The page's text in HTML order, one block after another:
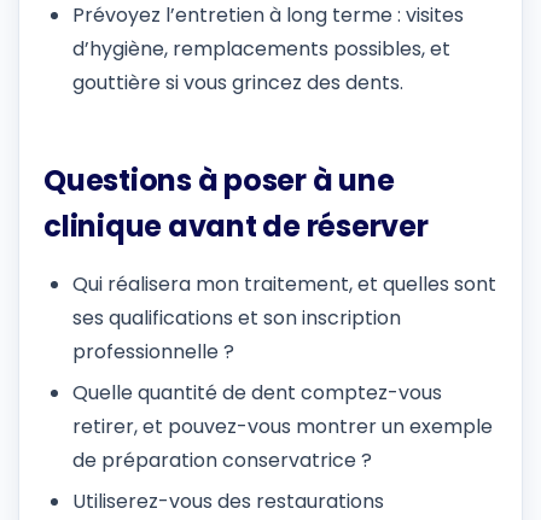
Prévoyez l’entretien à long terme : visites
d’hygiène, remplacements possibles, et
gouttière si vous grincez des dents.
Questions à poser à une
clinique avant de réserver
Qui réalisera mon traitement, et quelles sont
ses qualifications et son inscription
professionnelle ?
Quelle quantité de dent comptez-vous
retirer, et pouvez-vous montrer un exemple
de préparation conservatrice ?
Utiliserez-vous des restaurations